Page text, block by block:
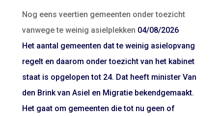
Nog eens veertien gemeenten onder toezicht
vanwege te weinig asielplekken 04/08/2026
Het aantal gemeenten dat te weinig asielopvang
regelt en daarom onder toezicht van het kabinet
staat is opgelopen tot 24. Dat heeft minister Van
den Brink van Asiel en Migratie bekendgemaakt.
Het gaat om gemeenten die tot nu geen of